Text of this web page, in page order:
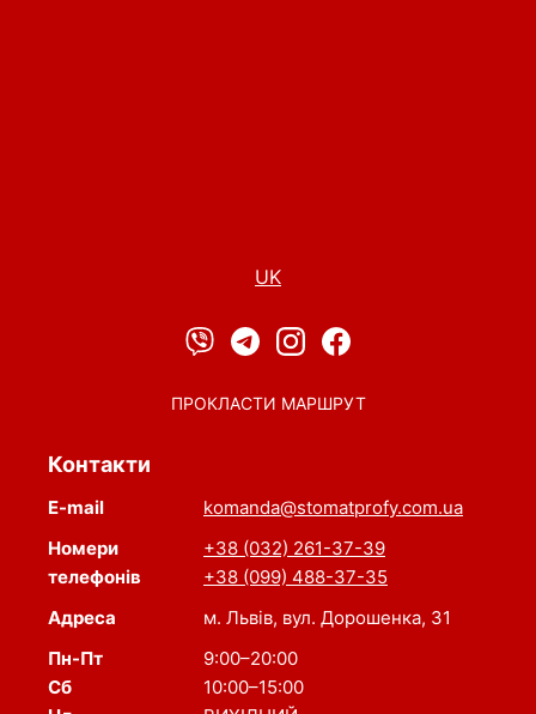
UK
ПРОКЛАСТИ МАРШРУТ
Контакти
E-mail
komanda@stomatprofy.com.ua
Номери
телефонів
+38 (032) 261-37-39
+38 (099) 488-37-35
Адреса
м. Львів, вул. Дорошенка, 31
Пн-Пт
Сб
9:00–20:00
10:00–15:00